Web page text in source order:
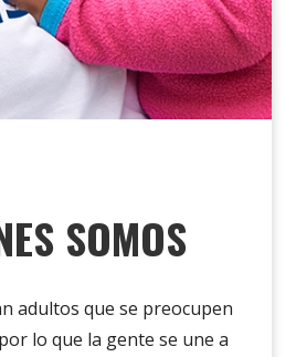
SOMOS
adultos que se preocupen
por lo que la gente se une a